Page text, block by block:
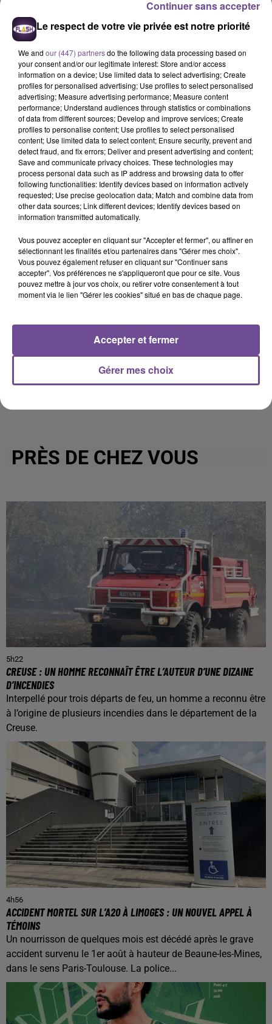
FREYA SKYE
Silent Treatment
IZ DIVINE
Who Do You Think
You Are
20h50
20h50
Maroon 5 Feat. Christina
Aguilera
Moves Like Jagger
20h47
20h47
TAME IMPALA
Dracula
20h44
20h44
CORNEILLE FEAT VITAA
Ensemble
20h40
20h40
STROMAE ET POMME
Cet élément est masqué compte-tenu du refus du
souhaitez l'afficher, merci de nous donner votre accord
en cliquant sur le bouton ci-dessous.
Afficher l'élément
PRÈS DE CHEZ VOUS
5h22
CREUSE : UN HOMME RECONNAÎT ÊTRE L’AUTEUR D’UNE DIZAINE
D’INCENDIES
Interpellé pour trois départs de feu, un homme a reconnu être
à l’origine de plusieurs incendies dans le département de la
Creuse.
4h56
ACCIDENT MORTEL SUR L’A20 À LIMOGES : UN NOUVEL APPEL À
TÉMOINS
Un nourrisson de quelques mois est décédé après le grave
accident survenu le 1er août à hauteur de Beaune-les-Mines,
dans le sens Paris-Toulouse. La police...
Le respect de votre vie privée est notre priorité
We and our (447) partnersdo the following data processing based on
your consent and/or our legitimate interest: Store and/or access
information on a device; Use limited data to select advertising; Create
profiles for personalised advertising; Use profiles to select personalised
advertising; Measure advertising performance; Measure content
performance; Understand audiences through statistics or combinations
of data from different sources; Develop and improve services; Create
profiles to personalise content; Use profiles to select personalised
content; Use limited data to select content; Ensure security, prevent and
detect fraud, and fix errors; Deliver and present advertising and content;
Save and communicate privacy choices. These technologies may
process personal data such as IP address and browsing data to offer
following functionalities: Identify devices based on information actively
requested; Use precise geolocation data; Match and combine data from
other data sources; Link different devices; Identify devices based on
information transmitted automatically.
Vous pouvez accepter en cliquant sur "Accepter et fermer", ou affiner en
sélectionnant les finalités et/ou partenaires dans "Gérer mes choix".
Vous pouvez également refuser en cliquant sur "Continuer sans
accepter". Vos préférences ne s'appliqueront que pour ce site. Vous
pouvez mettre à jour vos choix, ou retirer votre consentement à tout
moment via le lien "Gérer les cookies" situé en bas de chaque page.
Gérer mes choix
Accepter et fermer
Continuer sans accepter